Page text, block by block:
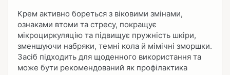
Крем активно бореться з віковими змінами,
ознаками втоми та стресу, покращує
мікроциркуляцію та підвищує пружність шкіри,
зменшуючи набряки, темні кола й мімічні зморшки.
Засіб підходить для щоденного використання та
може бути рекомендований як профілактика